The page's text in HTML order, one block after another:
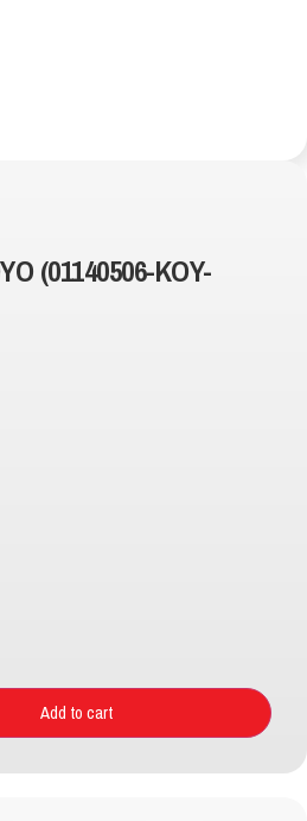
(01140506-KOY-
Add to cart